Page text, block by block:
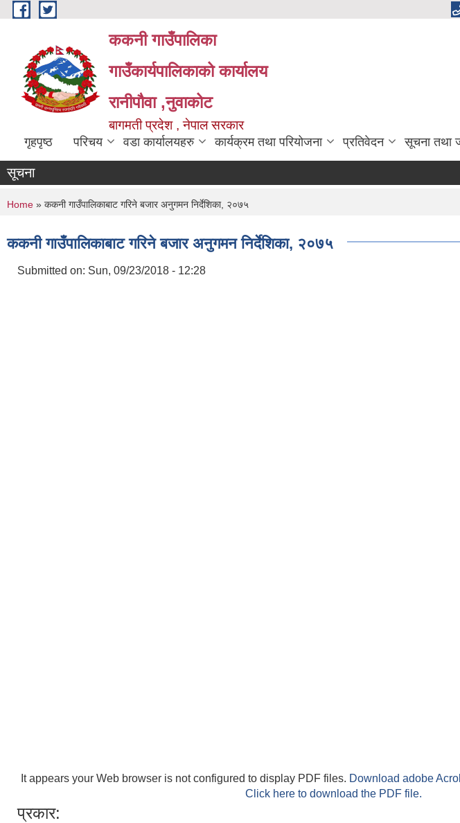
Skip to main content
ककनी गाउँपालिका
गाउँकार्यपालिकाको कार्यालय
रानीपौवा ,नुवाकोट
बागमती प्रदेश , नेपाल सरकार
गृहपृष्ठ परिचय वडा कार्यालयहरु कार्यक्रम तथा परियोजना प्रतिवेदन सूचना तथा
सूचना
You are here
Home » ककनी गाउँपालिकाबाट गरिने बजार अनुगमन निर्देशिका, २०७५
ककनी गाउँपालिकाबाट गरिने बजार अनुगमन निर्देशिका, २०७५
Submitted on: Sun, 09/23/2018 - 12:28
It appears your Web browser is not configured to display PDF files. Download adobe
Click here to download the PDF file.
प्रकार: